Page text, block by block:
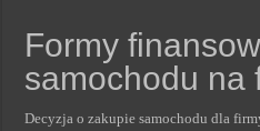
Formy
samochodu na
Decyzja o zakupie samochodu dla